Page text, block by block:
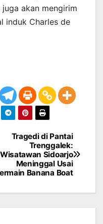
juga akan mengirim
induk Charles de
Tragedi di Pantai
Trenggalek:
Wisatawan Sidoarjo
Meninggal Usai
Banana Boat